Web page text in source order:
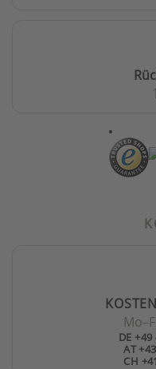
DE
AT
CH